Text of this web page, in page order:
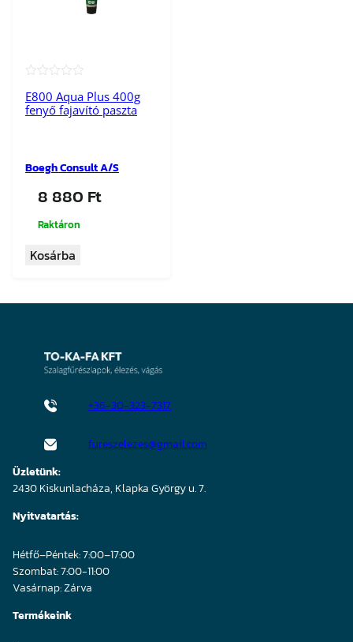
E800 Aqua Plus 400g
fenyő fajavító paszta
Boegh Consult A/S
8 880 Ft
Raktáron
Kosárba
+36-30-323-7317
fureszelezes@gmail.com
Üzletünk:
2430 Kiskunlacháza, Klapka György u. 7.
Nyitvatartás:
Hétfő–Péntek: 7:00–17:00
Szombat: 7:00-11:00
Vasárnap: Zárva
Termékeink